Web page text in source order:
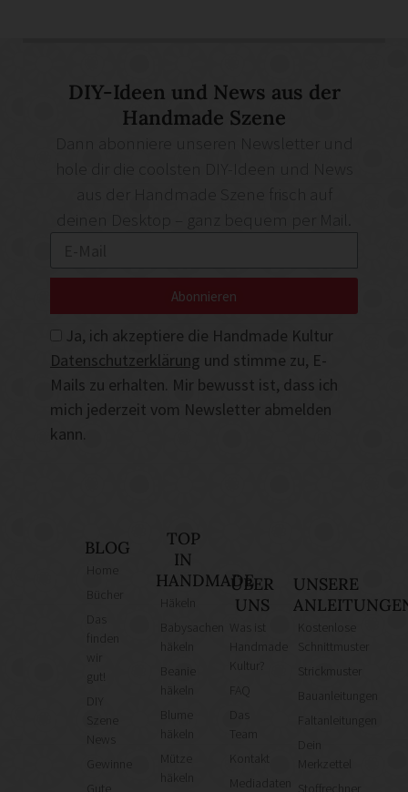
DIY-Ideen und News aus der
Handmade Szene
deinen Desktop – ganz bequem per Mail.
Ja, ich akzeptiere die Handmade Kultur
Datenschutzerklärung und stimme zu, E-
Mails zu erhalten. Mir bewusst ist, dass ich
mich jederzeit vom Newsletter abmelden
kann.
Abonnieren
BLOG
finden
gut!
News
Gute
TOP
IN
HANDMADE
häkeln
häkeln
Mütze
häkeln
ÜBER
UNS
Was ist
Kultur?
Team
Kontakt
Mediadaten
UNSERE
Kostenlose
Schnittmuster
Strickmuster
Bauanleitungen
Faltanleitungen
Merkzettel
Stoffrechner